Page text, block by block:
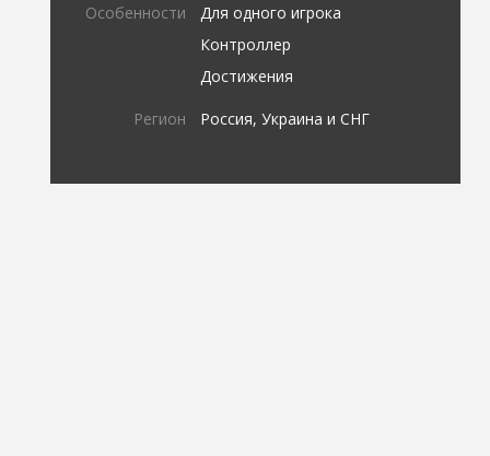
Особенности
Для одного игрока
Контроллер
Достижения
Регион Россия, Украина и СНГ